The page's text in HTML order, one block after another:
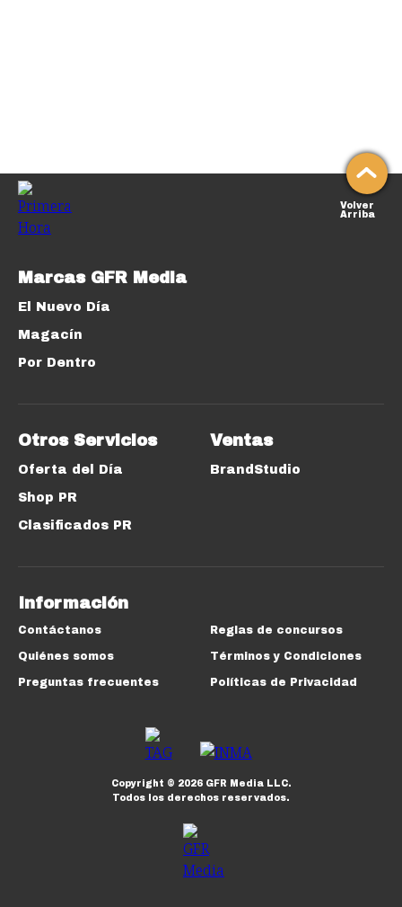
Volver
Arriba
Marcas GFR Media
El Nuevo Día
Magacín
Por Dentro
Otros Servicios
Oferta del Día
Shop PR
Clasificados PR
Ventas
BrandStudio
Información
Contáctanos
Quiénes somos
Preguntas frecuentes
Reglas de concursos
Términos y Condiciones
Políticas de Privacidad
Copyright © 2026GFR Media LLC.
Todos los derechos reservados.